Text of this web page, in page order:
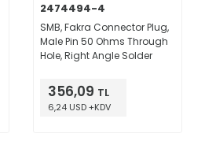
2474494-4
SMB, Fakra Connector Plug,
Male Pin 50 Ohms Through
Hole, Right Angle Solder
356,09 TL
6,24 USD +KDV